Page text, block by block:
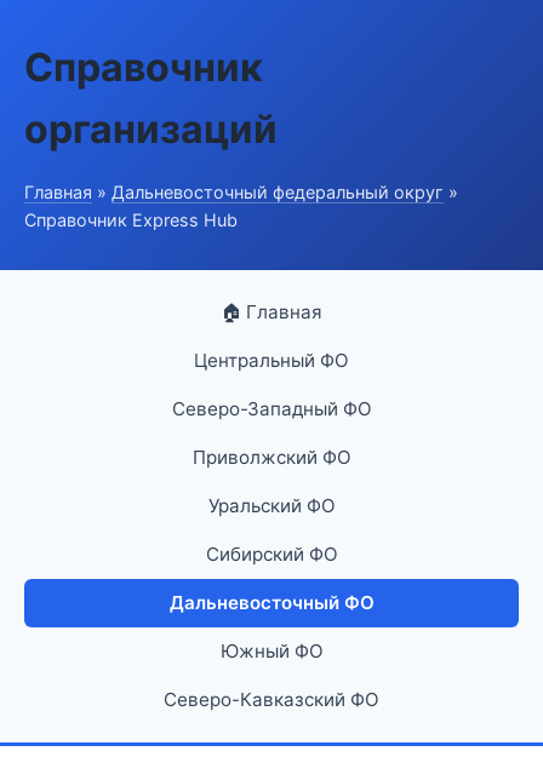
Справочник
организаций
Главная » Дальневосточный федеральный округ »
Справочник Express Hub
🏠 Главная
Центральный ФО
Северо-Западный ФО
Приволжский ФО
Уральский ФО
Сибирский ФО
Дальневосточный ФО
Южный ФО
Северо-Кавказский ФО